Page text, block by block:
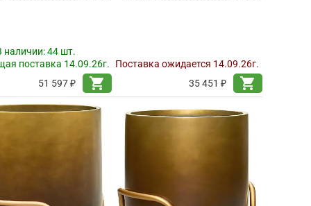
наличии:44 шт.
поставка 14.09.26г.
51 597 ₽
shopping_cart
Поставка ожидается 14.09.26г.
35 451 ₽
shopping_cart